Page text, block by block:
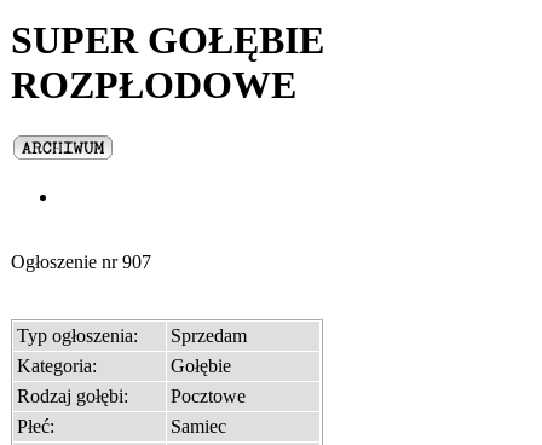
SUPER GOŁĘBIE
ROZPŁODOWE
Ogłoszenie nr907
Typ ogłoszenia:
Sprzedam
Kategoria:
Gołębie
Rodzaj gołębi:
Pocztowe
Płeć:
Samiec